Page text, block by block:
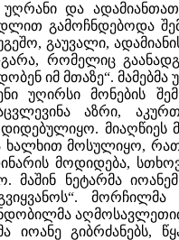
უღრანი და
გამოჩნდებოდა
გაუვალი,
რომელიც
იმ მთაზე“.
უღირსი მონების
აზრი,
მიაღწიეს
ხალხით მოსულიყო,
მოდიდება,
მაშინ ნეტარმა
იოანე გიბრძანებს,